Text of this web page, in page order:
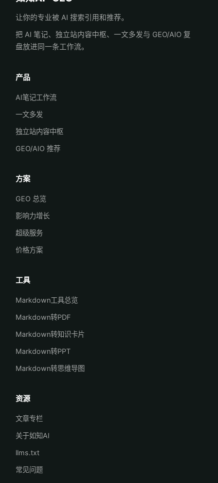
让你的专业被 AI 搜索引用和推荐。
把 AI 笔记、独立站内容中枢、一文多发与 GEO/AIO 复
盘放进同一条工作流。
产品
AI笔记工作流
一文多发
独立站内容中枢
GEO/AIO 推荐
方案
GEO 总览
影响力增长
超级服务
价格方案
工具
Markdown工具总览
Markdown转PDF
Markdown转知识卡片
Markdown转PPT
Markdown转思维导图
资源
文章专栏
关于如知AI
llms.txt
常见问题